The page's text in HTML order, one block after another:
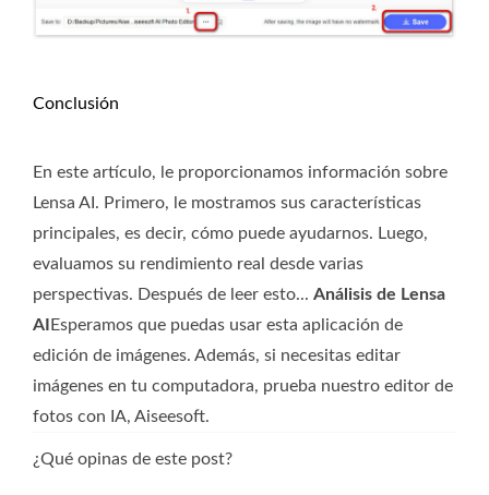
Conclusión
En este artículo, le proporcionamos información sobre
Lensa AI. Primero, le mostramos sus características
principales, es decir, cómo puede ayudarnos. Luego,
evaluamos su rendimiento real desde varias
perspectivas. Después de leer esto... Análisis de Lensa
AI Esperamos que puedas usar esta aplicación de
edición de imágenes. Además, si necesitas editar
imágenes en tu computadora, prueba nuestro editor de
fotos con IA, Aiseesoft.
¿Qué opinas de este post?